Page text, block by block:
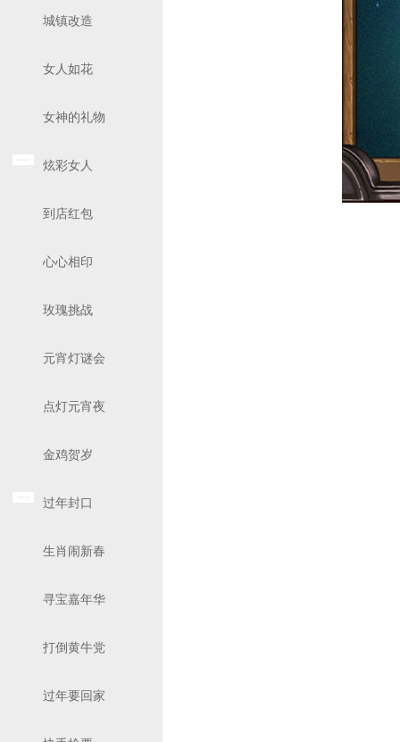
城镇改造
女人如花
女神的礼物
炫彩女人
到店红包
心心相印
玫瑰挑战
元宵灯谜会
点灯元宵夜
金鸡贺岁
过年封口
生肖闹新春
寻宝嘉年华
打倒黄牛党
过年要回家